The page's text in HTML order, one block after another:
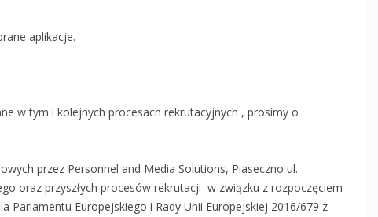
aplikacje.
w tym i kolejnych procesach rekrutacyjnych , prosimy o
przez Personnel and Media Solutions, Piaseczno ul.
oraz przyszłych procesów rekrutacji w związku z rozpoczęciem
Parlamentu Europejskiego i Rady Unii Europejskiej 2016/679 z